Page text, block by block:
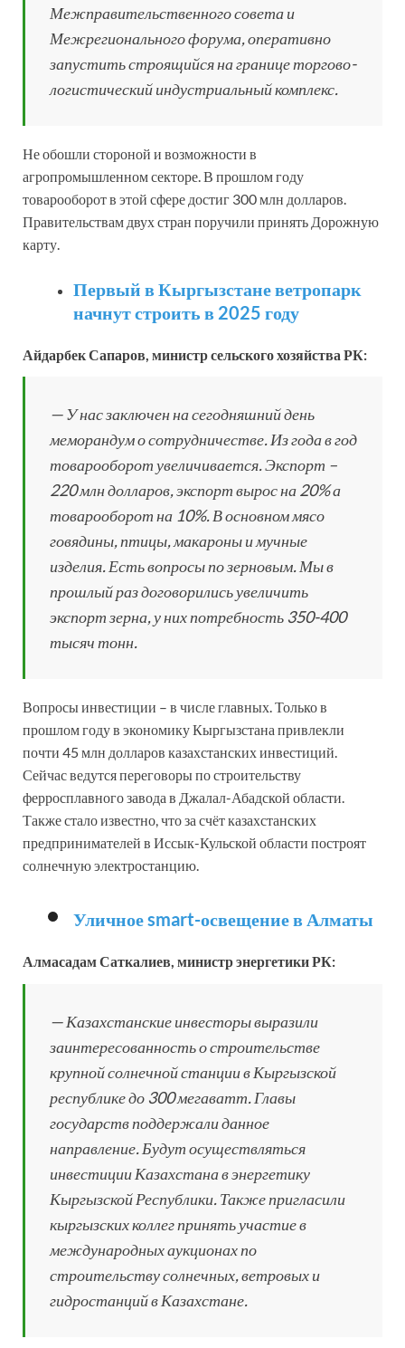
Межправительственного совета и
Межрегионального форума, оперативно
запустить строящийся на границе торгово-
логистический индустриальный комплекс.
Не обошли стороной и возможности в
агропромышленном секторе. В прошлом году
товарооборот в этой сфере достиг 300 млн долларов.
Правительствам двух стран поручили принять Дорожную
карту.
Первый в Кыргызстане ветропарк
начнут строить в 2025 году
Айдарбек Сапаров, министр сельского хозяйства РК:
— У нас заключен на сегодняшний день
меморандум о сотрудничестве. Из года в год
товарооборот увеличивается. Экспорт –
220 млн долларов, экспорт вырос на 20% а
товарооборот на 10%. В основном мясо
говядины, птицы, макароны и мучные
изделия. Есть вопросы по зерновым. Мы в
прошлый раз договорились увеличить
экспорт зерна, у них потребность 350-400
тысяч тонн.
Вопросы инвестиции – в числе главных. Только в
прошлом году в экономику Кыргызстана привлекли
почти 45 млн долларов казахстанских инвестиций.
Сейчас ведутся переговоры по строительству
ферросплавного завода в Джалал-Абадской области.
Также стало известно, что за счёт казахстанских
предпринимателей в Иссык-Кульской области построят
солнечную электростанцию.
Уличное smart-освещение в Алматы
Алмасадам Саткалиев, министр энергетики РК:
— Казахстанские инвесторы выразили
заинтересованность о строительстве
крупной солнечной станции в Кыргызской
республике до 300 мегаватт. Главы
государств поддержали данное
направление. Будут осуществляться
инвестиции Казахстана в энергетику
Кыргызской Республики. Также пригласили
кыргызских коллег принять участие в
международных аукционах по
строительству солнечных, ветровых и
гидростанций в Казахстане.